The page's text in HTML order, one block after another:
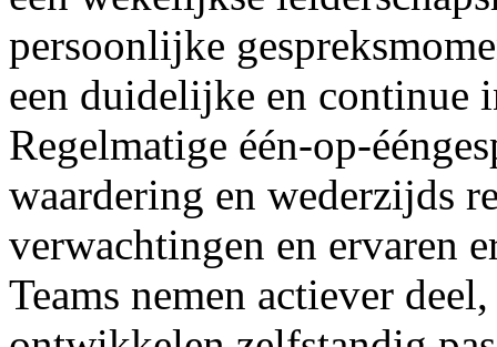
persoonlijke
een duidelijke en continue
Regelmatige één-op-
waardering en wederzijds
verwachtingen en ervaren
Teams nemen actiever